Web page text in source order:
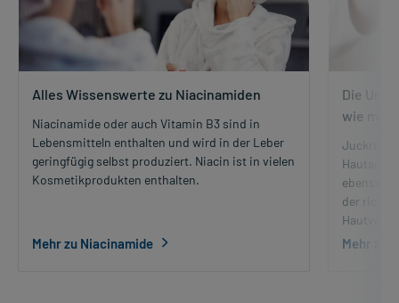
Alles Wissenswerte zu Niacinamiden
Niacinamide oder auch Vitamin B3 sind in
Lebensmitteln enthalten und wird in der Leber
geringfügig selbst produziert. Niacin ist in vielen
Kosmetikprodukten enthalten.
Mehr zu Niacinamide
Die
wie man
Juckreiz,
ebenso
der
Mehr zu